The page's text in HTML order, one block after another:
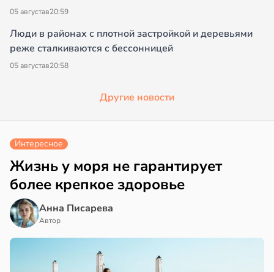
05 августав20:59
Люди в районах с плотной застройкой и деревьями
реже сталкиваются с бессонницей
05 августав20:58
Другие новости
Интересное
Жизнь у моря не гарантирует
более крепкое здоровье
Анна Писарева
Автор